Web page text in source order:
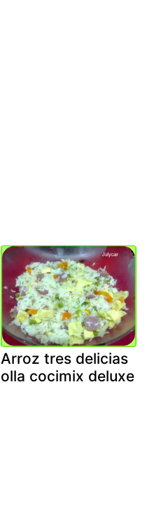
Arroz tres delicias
olla cocimix deluxe